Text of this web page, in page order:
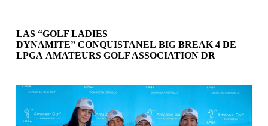
LAS “GOLF LADIES
DYNAMITE” CONQUISTANEL BIG BREAK 4 DE
LPGA AMATEURS GOLF ASSOCIATION DR